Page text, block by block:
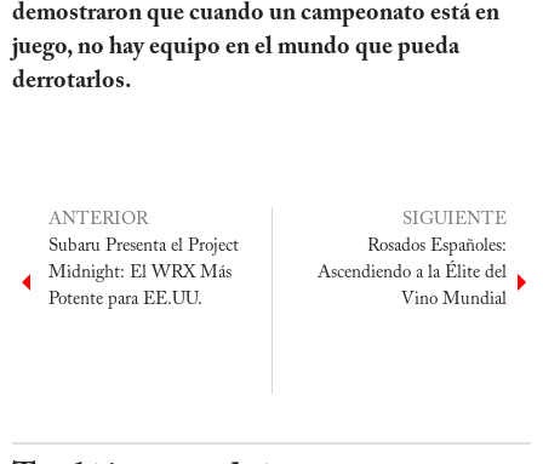
demostraron que cuando un campeonato está en
juego, no hay equipo en el mundo que pueda
derrotarlos.
ANTERIOR
Subaru Presenta el Project
Midnight: El WRX Más
Potente para EE.UU.
SIGUIENTE
Rosados Españoles:
Ascendiendo a la Élite del
Vino Mundial